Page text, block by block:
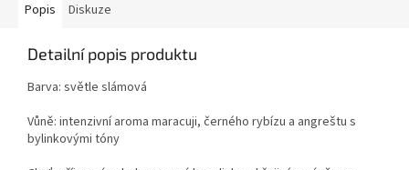
Popis Diskuze
Detailní popis produktu
Barva: světle slámová
Vůně: intenzivní aroma maracuji, černého rybízu a angreštu s
bylinkovými tóny